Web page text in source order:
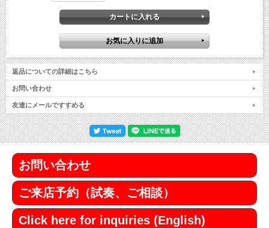
返品についての詳細はこちら
お問い合わせ
友達にメールですすめる
お問い合わせ
ご来店予約（試奏、ご相談）
Click here for inquiries (English)